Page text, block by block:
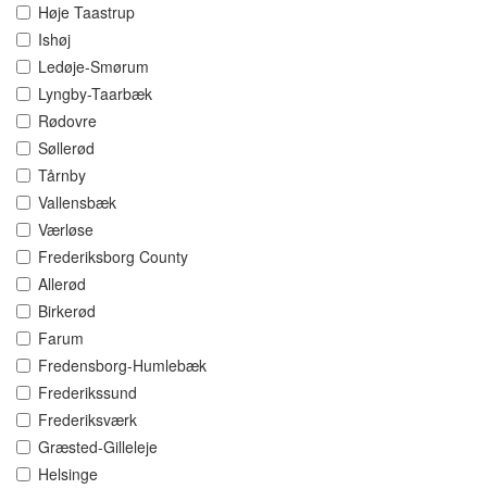
Høje Taastrup
Ishøj
Ledøje-Smørum
Lyngby-Taarbæk
Rødovre
Søllerød
Tårnby
Vallensbæk
Værløse
Frederiksborg County
Allerød
Birkerød
Farum
Fredensborg-Humlebæk
Frederikssund
Frederiksværk
Græsted-Gilleleje
Helsinge